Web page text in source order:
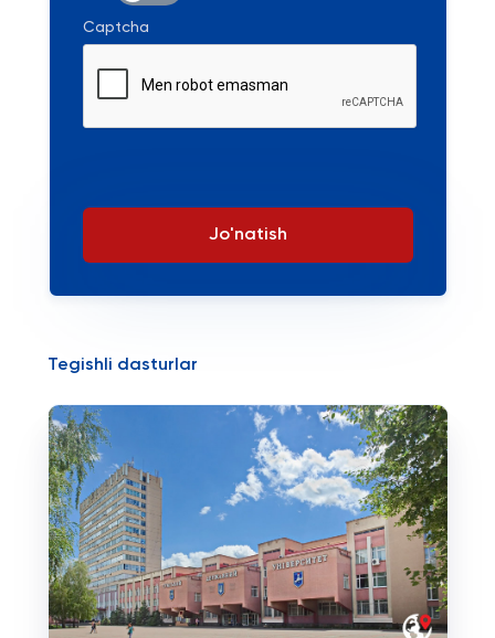
Captcha
Jo'natish
Tegishli dasturlar